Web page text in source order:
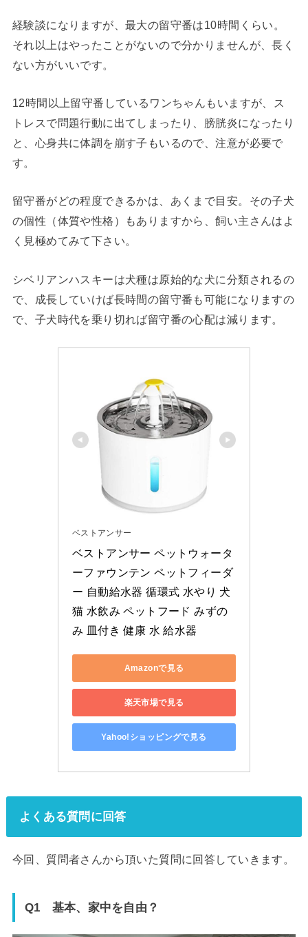
経験談になりますが、最大の留守番は10時間くらい。
それ以上はやったことがないので分かりませんが、長く
ない方がいいです。
12時間以上留守番しているワンちゃんもいますが、ス
トレスで問題行動に出てしまったり、膀胱炎になったり
と、心身共に体調を崩す子もいるので、注意が必要で
す。
留守番がどの程度できるかは、あくまで目安。その子犬
の個性（体質や性格）もありますから、飼い主さんはよ
く見極めてみて下さい。
シベリアンハスキーは犬種は原始的な犬に分類されるの
で、成長していけば長時間の留守番も可能になりますの
で、子犬時代を乗り切れば留守番の心配は減ります。
ベストアンサー
ベストアンサー ペットウォータ
ーファウンテン ペットフィーダ
ー 自動給水器 循環式 水やり 犬
猫 水飲み ペットフード みずの
み 皿付き 健康 水 給水器
Amazonで見る
楽天市場で見る
Yahoo!ショッピングで見る
よくある質問に回答
今回、質問者さんから頂いた質問に回答していきます。
Q1 基本、家中を自由？